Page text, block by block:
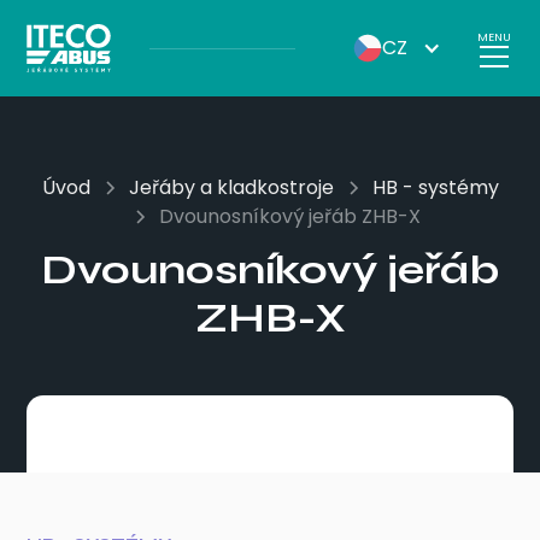
CZ MENU
Úvod Jeřáby a kladkostroje
HB - systémy
Dvounosníkový jeřáb ZHB-X
Dvounosníkový jeřáb
ZHB-X